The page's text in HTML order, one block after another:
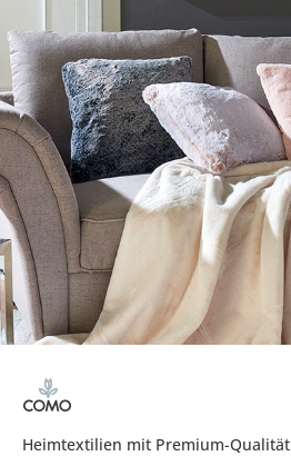
Heimtextilien mit Premium-Qualität